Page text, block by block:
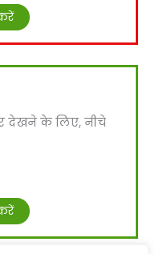
देखने के लिए, नीचे